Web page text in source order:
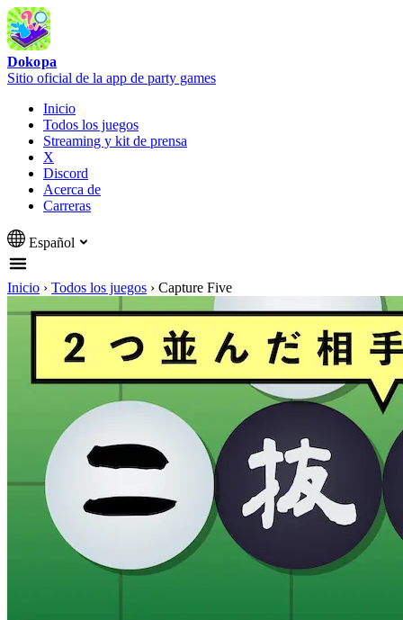
Dokopa
Sitio oficial de la app de party games
Inicio
Todos los juegos
Streaming y kit de prensa
X
Discord
Acerca de
Carreras
Español
Inicio › Todos los juegos › Capture Five